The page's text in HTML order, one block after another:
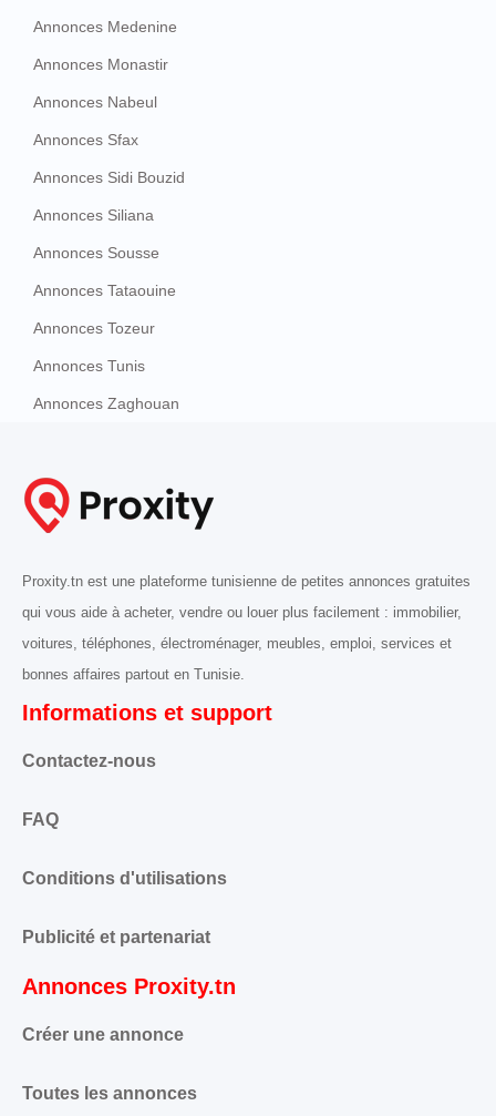
Annonces Medenine
Annonces Monastir
Annonces Nabeul
Annonces Sfax
Annonces Sidi Bouzid
Annonces Siliana
Annonces Sousse
Annonces Tataouine
Annonces Tozeur
Annonces Tunis
Annonces Zaghouan
Proxity.tn est une plateforme tunisienne de petites annonces gratuites
qui vous aide à acheter, vendre ou louer plus facilement : immobilier,
voitures, téléphones, électroménager, meubles, emploi, services et
bonnes affaires partout en Tunisie.
Informations et support
Contactez-nous
FAQ
Conditions d'utilisations
Publicité et partenariat
Annonces Proxity.tn
Créer une annonce
Toutes les annonces